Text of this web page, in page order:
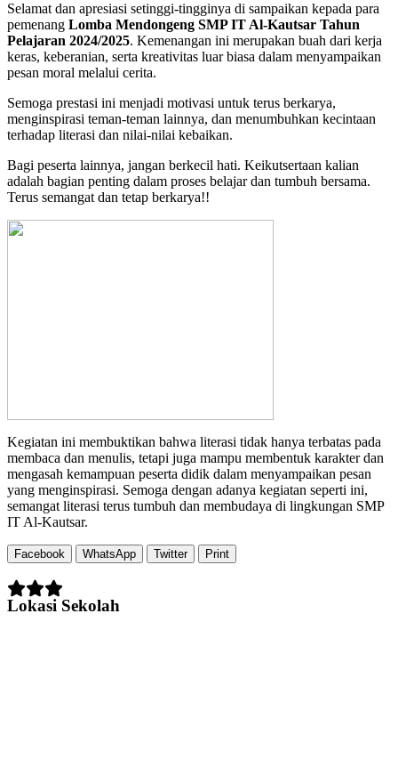
Selamat dan apresiasi setinggi-tingginya di sampaikan kepada para
pemenang Lomba Mendongeng SMP IT Al-Kautsar Tahun
Pelajaran 2024/2025. Kemenangan ini merupakan buah dari kerja
keras, keberanian, serta kreativitas luar biasa dalam menyampaikan
pesan moral melalui cerita.
Semoga prestasi ini menjadi motivasi untuk terus berkarya,
menginspirasi teman-teman lainnya, dan menumbuhkan kecintaan
terhadap literasi dan nilai-nilai kebaikan.
Bagi peserta lainnya, jangan berkecil hati. Keikutsertaan kalian
adalah bagian penting dalam proses belajar dan tumbuh bersama.
Terus semangat dan tetap berkarya!!
Kegiatan ini membuktikan bahwa literasi tidak hanya terbatas pada
membaca dan menulis, tetapi juga mampu membentuk karakter dan
mengasah kemampuan peserta didik dalam menyampaikan pesan
yang menginspirasi. Semoga dengan adanya kegiatan seperti ini,
semangat literasi terus tumbuh dan membudaya di lingkungan SMP
IT Al-Kautsar.
Facebook WhatsApp Twitter Print
Lokasi Sekolah